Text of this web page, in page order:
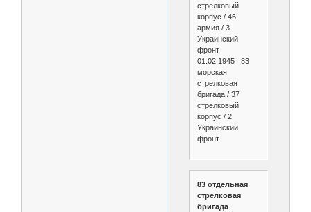
стрелковый
корпус / 46
армия / 3
Украинский
фронт
01.02.1945 83
морская
стрелковая
бригада / 37
стрелковый
корпус / 2
Украинский
фронт
83 отдельная
стрелковая
бригада